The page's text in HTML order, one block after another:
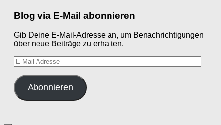
Blog via E-Mail abonnieren
Gib Deine E-Mail-Adresse an, um Benachrichtigungen
über neue Beiträge zu erhalten.
E-
Mail-
Adresse
Abonnieren